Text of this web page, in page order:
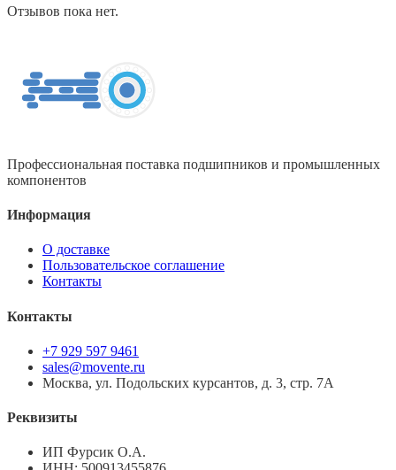
Отзывов пока нет.
Профессиональная поставка подшипников и промышленных
компонентов
Информация
О доставке
Пользовательское соглашение
Контакты
Контакты
+7 929 597 9461
sales@movente.ru
Москва, ул. Подольских курсантов, д. 3, стр. 7А
Реквизиты
ИП Фурсик О.А.